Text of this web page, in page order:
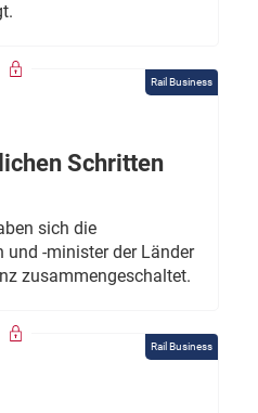
Rail Business
Schritten
sich die
und -minister der Länder
zusammengeschaltet.
Rail Business